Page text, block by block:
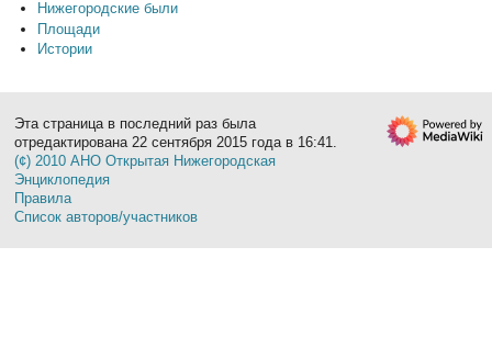
Нижегородские были
Площади
Истории
Эта страница в последний раз была
отредактирована 22 сентября 2015 года в 16:41.
(¢) 2010 АНО Открытая Нижегородская
Энциклопедия
Правила
Список авторов/участников